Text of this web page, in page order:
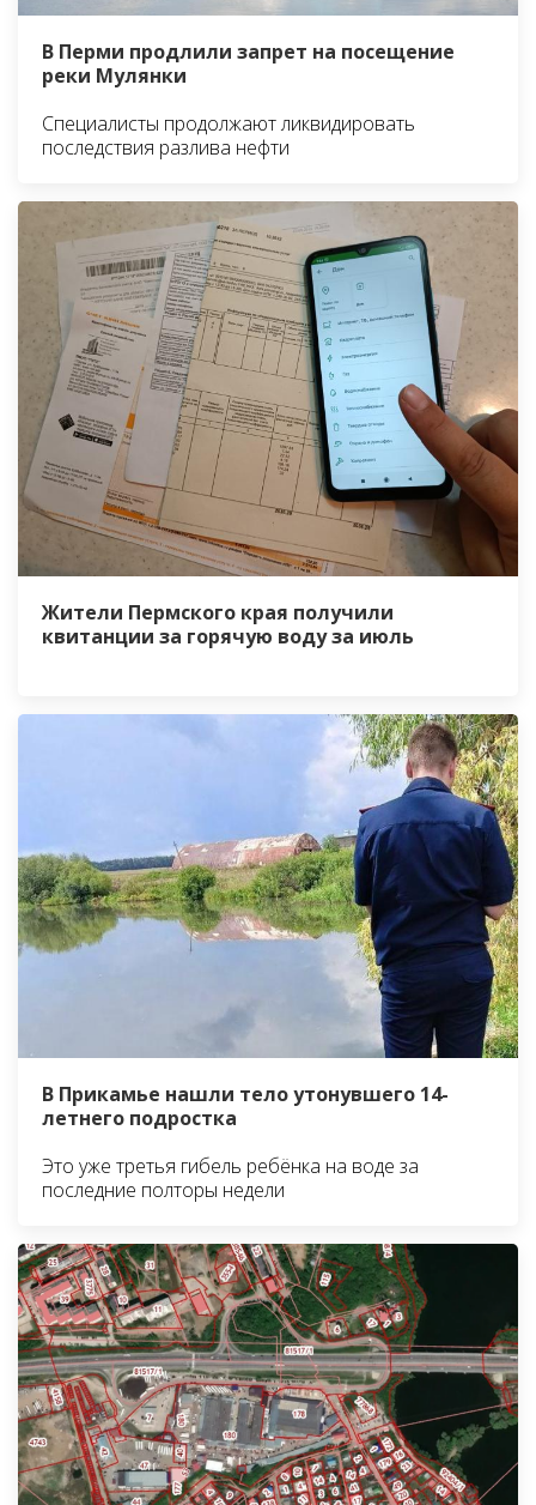
В Перми продлили запрет на посещение
реки Мулянки
Специалисты продолжают ликвидировать
последствия разлива нефти
Жители Пермского края получили
квитанции за горячую воду за июль
В Прикамье нашли тело утонувшего 14-
летнего подростка
Это уже третья гибель ребёнка на воде за
последние полторы недели